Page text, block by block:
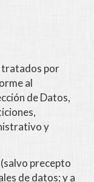
tratados por
al
de Datos,
y
precepto
de datos; y a